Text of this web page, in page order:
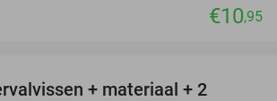
€10,95
+ materiaal + 2